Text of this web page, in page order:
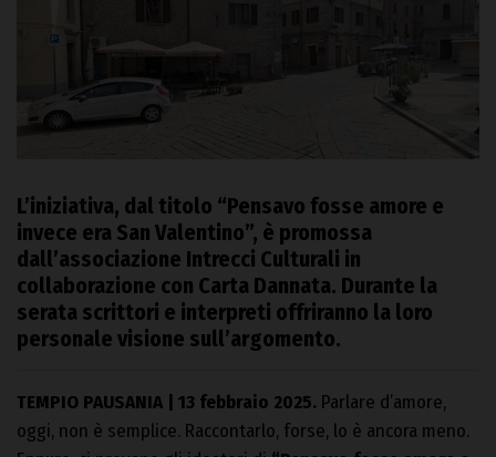
L’iniziativa, dal titolo “Pensavo fosse amore e
invece era San Valentino”, è promossa
dall’associazione Intrecci Culturali in
collaborazione con Carta Dannata. Durante la
serata scrittori e interpreti offriranno la loro
personale visione sull’argomento.
TEMPIO PAUSANIA | 13 febbraio 2025. Parlare d’amore,
oggi, non è semplice. Raccontarlo, forse, lo è ancora meno.